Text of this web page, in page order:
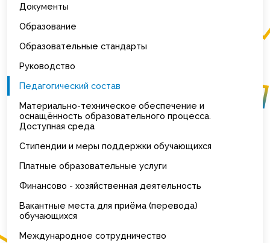
Документы
Образование
Образовательные стандарты
Руководство
Педагогический состав
Материально-техническое обеспечение и
оснащённость образовательного процесса.
Доступная среда
Стипендии и меры поддержки обучающихся
Платные образовательные услуги
Финансово - хозяйственная деятельность
Вакантные места для приёма (перевода)
обучающихся
Международное сотрудничество